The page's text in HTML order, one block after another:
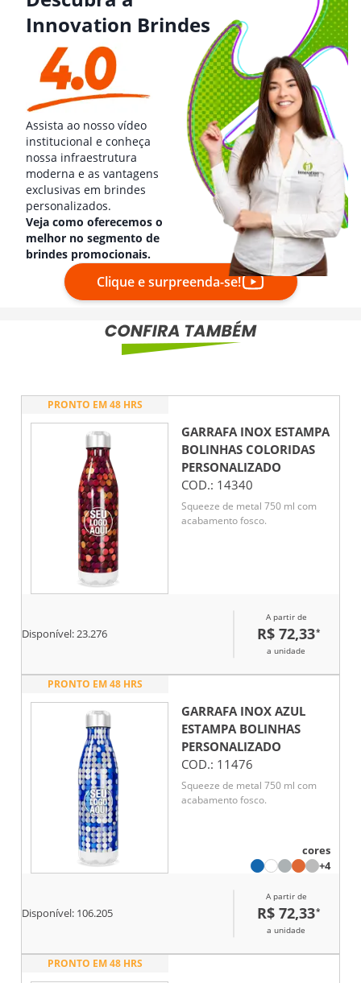
Innovation Brindes
Assista ao nosso vídeo
institucional e conheça
nossa infraestrutura
moderna e as vantagens
exclusivas em brindes
personalizados.
Veja como oferecemos o
melhor no segmento de
brindes promocionais.
Clique e surpreenda-se!
PRONTO EM 48 HRS
GARRAFA INOX ESTAMPA
BOLINHAS COLORIDAS
PERSONALIZADO
COD.: 14340
Squeeze de metal 750 ml com
acabamento fosco.
Disponível:23.276
A partir de
R$ 72,33*
a unidade
PRONTO EM 48 HRS
GARRAFA INOX AZUL
ESTAMPA BOLINHAS
PERSONALIZADO
COD.: 11476
Squeeze de metal 750 ml com
acabamento fosco.
cores
+4
Disponível: 106.205
A partir de
R$ 72,33*
a unidade
PRONTO EM 48 HRS